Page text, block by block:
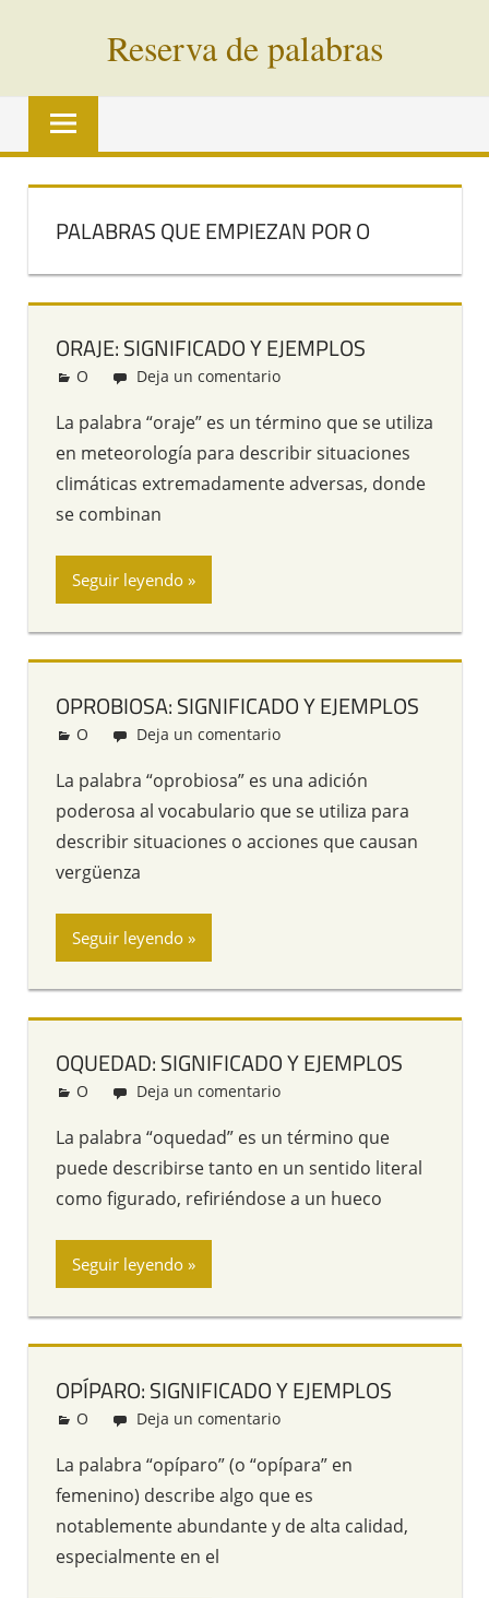
Reserva de palabras
Palabras
vías
PALABRAS QUE EMPIEZAN POR O
ORAJE: SIGNIFICADO Y EJEMPLOS
Redacción
O Deja un comentario
La palabra “oraje” es un término que se utiliza
en meteorología para describir situaciones
climáticas extremadamente adversas, donde
se combinan
Seguir leyendo
OPROBIOSA: SIGNIFICADO Y EJEMPLOS
Redacción
O Deja un comentario
La palabra “oprobiosa” es una adición
poderosa al vocabulario que se utiliza para
describir situaciones o acciones que causan
vergüenza
Seguir leyendo
OQUEDAD: SIGNIFICADO Y EJEMPLOS
Redacción
O Deja un comentario
La palabra “oquedad” es un término que
puede describirse tanto en un sentido literal
como figurado, refiriéndose a un hueco
Seguir leyendo
OPÍPARO: SIGNIFICADO Y EJEMPLOS
Redacción
O Deja un comentario
La palabra “opíparo” (o “opípara” en
femenino) describe algo que es
notablemente abundante y de alta calidad,
especialmente en el